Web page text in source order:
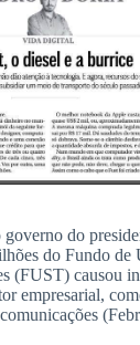
do
do Fundo de
(FUST) causou
empresarial,